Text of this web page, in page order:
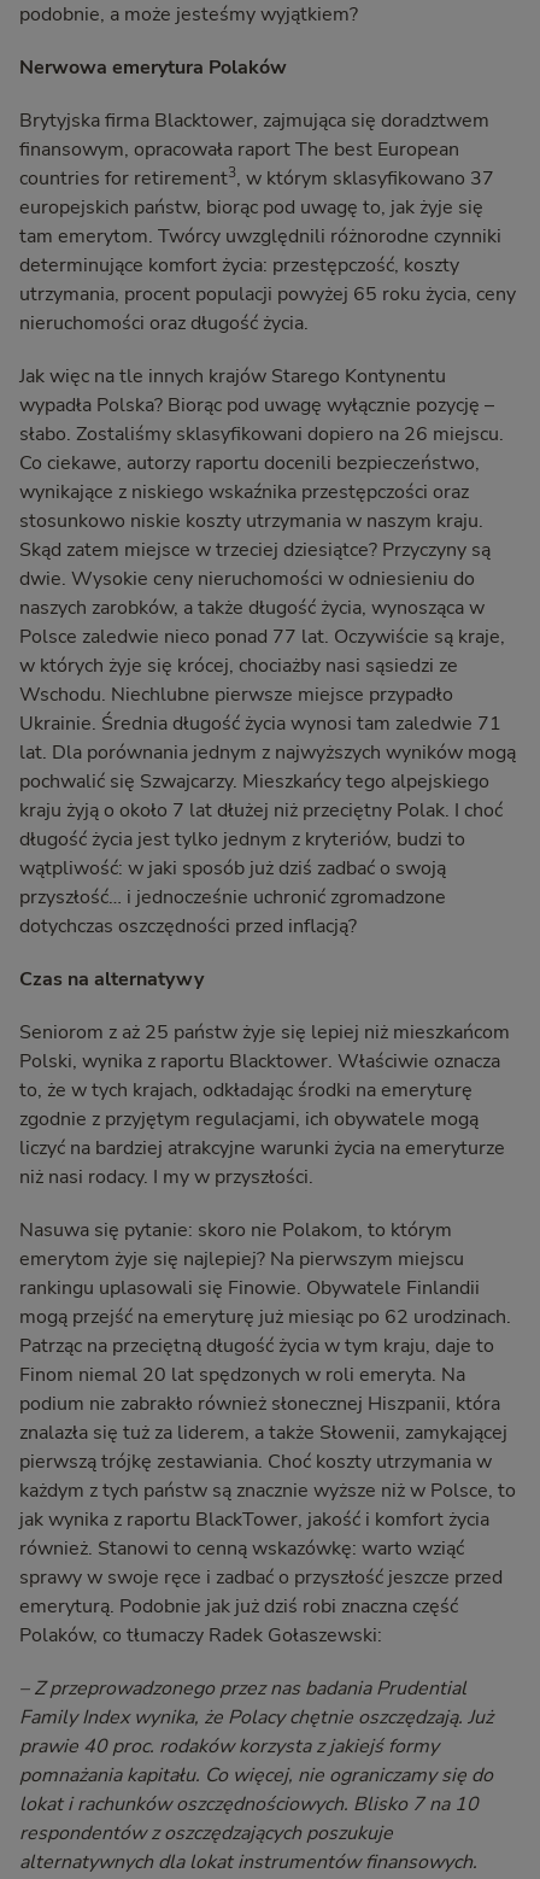
podobnie, a może jesteśmy wyjątkiem?
Nerwowa emerytura Polaków
Brytyjska firma Blacktower, zajmująca się doradztwem
finansowym, opracowała raport The best European
countries for retirement3, w którym sklasyfikowano 37
europejskich państw, biorąc pod uwagę to, jak żyje się
tam emerytom. Twórcy uwzględnili różnorodne czynniki
determinujące komfort życia: przestępczość, koszty
utrzymania, procent populacji powyżej 65 roku życia, ceny
nieruchomości oraz długość życia.
Jak więc na tle innych krajów Starego Kontynentu
wypadła Polska? Biorąc pod uwagę wyłącznie pozycję –
słabo. Zostaliśmy sklasyfikowani dopiero na 26 miejscu.
Co ciekawe, autorzy raportu docenili bezpieczeństwo,
wynikające z niskiego wskaźnika przestępczości oraz
stosunkowo niskie koszty utrzymania w naszym kraju.
Skąd zatem miejsce w trzeciej dziesiątce? Przyczyny są
dwie. Wysokie ceny nieruchomości w odniesieniu do
naszych zarobków, a także długość życia, wynosząca w
Polsce zaledwie nieco ponad 77 lat. Oczywiście są kraje,
w których żyje się krócej, chociażby nasi sąsiedzi ze
Wschodu. Niechlubne pierwsze miejsce przypadło
Ukrainie. Średnia długość życia wynosi tam zaledwie 71
lat. Dla porównania jednym z najwyższych wyników mogą
pochwalić się Szwajcarzy. Mieszkańcy tego alpejskiego
kraju żyją o około 7 lat dłużej niż przeciętny Polak. I choć
długość życia jest tylko jednym z kryteriów, budzi to
wątpliwość: w jaki sposób już dziś zadbać o swoją
przyszłość… i jednocześnie uchronić zgromadzone
dotychczas oszczędności przed inflacją?
Czas na alternatywy
Seniorom z aż 25 państw żyje się lepiej niż mieszkańcom
Polski, wynika z raportu Blacktower. Właściwie oznacza
to, że w tych krajach, odkładając środki na emeryturę
zgodnie z przyjętym regulacjami, ich obywatele mogą
liczyć na bardziej atrakcyjne warunki życia na emeryturze
niż nasi rodacy. I my w przyszłości.
Nasuwa się pytanie: skoro nie Polakom, to którym
emerytom żyje się najlepiej? Na pierwszym miejscu
rankingu uplasowali się Finowie. Obywatele Finlandii
mogą przejść na emeryturę już miesiąc po 62 urodzinach.
Patrząc na przeciętną długość życia w tym kraju, daje to
Finom niemal 20 lat spędzonych w roli emeryta. Na
podium nie zabrakło również słonecznej Hiszpanii, która
znalazła się tuż za liderem, a także Słowenii, zamykającej
pierwszą trójkę zestawiania. Choć koszty utrzymania w
każdym z tych państw są znacznie wyższe niż w Polsce, to
jak wynika z raportu BlackTower, jakość i komfort życia
również. Stanowi to cenną wskazówkę: warto wziąć
sprawy w swoje ręce i zadbać o przyszłość jeszcze przed
emeryturą. Podobnie jak już dziś robi znaczna część
Polaków, co tłumaczy Radek Gołaszewski:
– Z przeprowadzonego przez nas badania Prudential
Family Index wynika, że Polacy chętnie oszczędzają. Już
prawie 40 proc. rodaków korzysta z jakiejś formy
pomnażania kapitału. Co więcej, nie ograniczamy się do
lokat i rachunków oszczędnościowych. Blisko 7 na 10
respondentów z oszczędzających poszukuje
alternatywnych dla lokat instrumentów finansowych.